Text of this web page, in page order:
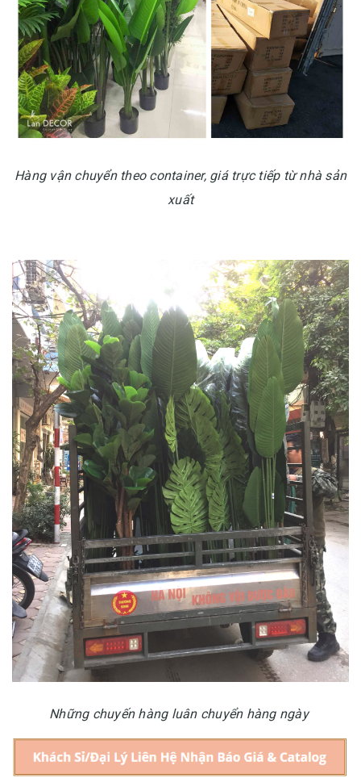
Hàng vận chuyển theo container, giá trực tiếp từ nhà sản
xuất
Những chuyến hàng luân chuyển hàng ngày